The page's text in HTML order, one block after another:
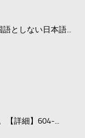
としない日本語...
【詳細】604-...